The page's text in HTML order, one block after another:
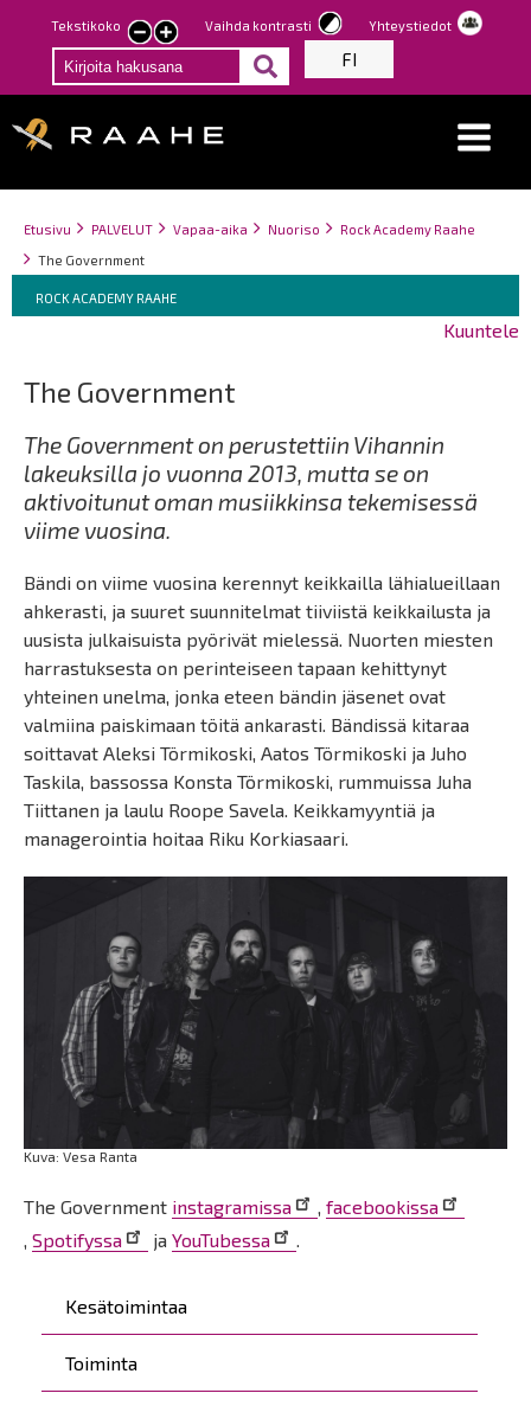
Hyppää
pääsisältöön
Tekstikoko
Pienennä
tekstin
kokoa
Suurenna
tekstin
kokoa
Vaihda kontrasti Yhteystiedot
FI
Breadcrumbs
You
are
Etusivu PALVELUT Vapaa-aika Nuoriso
Rock Academy Raahe
The Government
Breadcrumbs
You
are
ROCK ACADEMY RAAHE
Kuuntele
Päävalikko
Kesätoimintaa
Toiminta
The Government
The Government on perustettiin Vihannin
lakeuksilla jo vuonna 2013, mutta se on
aktivoitunut oman musiikkinsa tekemisessä
viime vuosina.
Bändi on viime vuosina kerennyt keikkailla lähialueillaan
ahkerasti, ja suuret suunnitelmat tiiviistä keikkailusta ja
uusista julkaisuista pyörivät mielessä. Nuorten miesten
harrastuksesta on perinteiseen tapaan kehittynyt
yhteinen unelma, jonka eteen bändin jäsenet ovat
valmiina paiskimaan töitä ankarasti. Bändissä kitaraa
soittavat Aleksi Törmikoski, Aatos Törmikoski ja Juho
Taskila, bassossa Konsta Törmikoski, rummuissa Juha
Tiittanen ja laulu Roope Savela. Keikkamyyntiä ja
managerointia hoitaa Riku Korkiasaari.
Kuva: Vesa Ranta
The Government instagramissa
facebookissa
Spotifyssa ja YouTubessa